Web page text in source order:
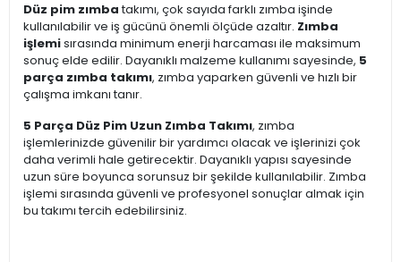
Düz pim zımbatakımı, çok sayıda farklı zımba işinde
kullanılabilir ve iş gücünü önemli ölçüde azaltır. Zımba
işlemisırasında minimum enerji harcaması ile maksimum
sonuç elde edilir. Dayanıklı malzeme kullanımı sayesinde, 5
parça zımba takımı, zımba yaparken güvenli ve hızlı bir
çalışma imkanı tanır.
5 Parça Düz Pim Uzun Zımba Takımı, zımba
işlemlerinizde güvenilir bir yardımcı olacak ve işlerinizi çok
daha verimli hale getirecektir. Dayanıklı yapısı sayesinde
uzun süre boyunca sorunsuz bir şekilde kullanılabilir. Zımba
işlemi sırasında güvenli ve profesyonel sonuçlar almak için
bu takımı tercih edebilirsiniz.